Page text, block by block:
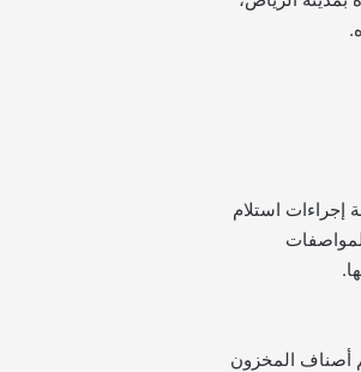
إجراءات استلام
أصناف المخزون